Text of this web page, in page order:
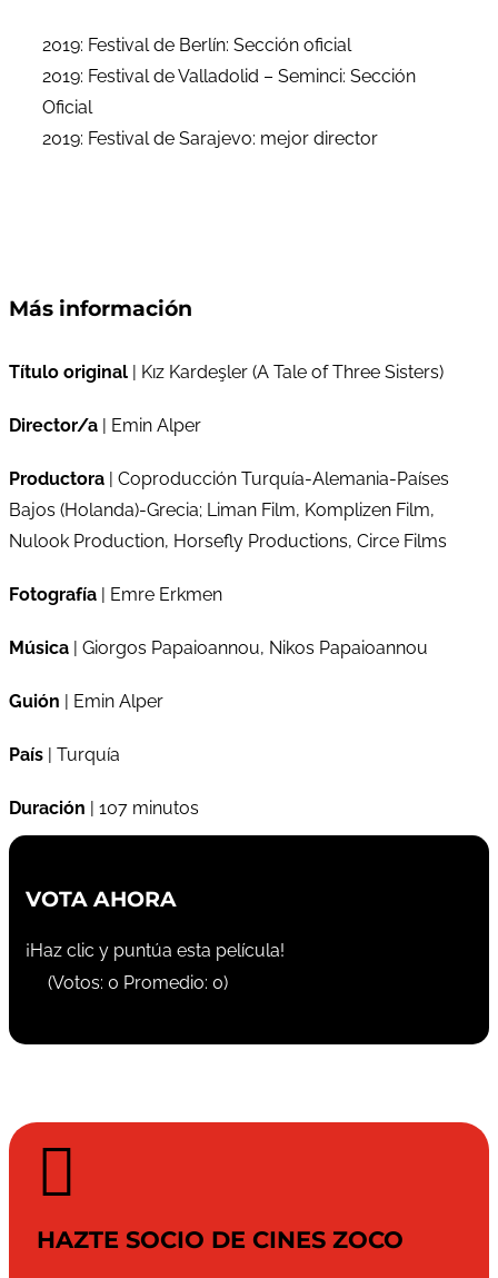
2019: Festival de Berlín: Sección oficial
2019: Festival de Valladolid – Seminci: Sección
Oficial
2019: Festival de Sarajevo: mejor director
Más información
Título original | Kız Kardeşler (A Tale of Three Sisters)
Director/a | Emin Alper
Productora | Coproducción Turquía-Alemania-Países
Bajos (Holanda)-Grecia; Liman Film, Komplizen Film,
Nulook Production, Horsefly Productions, Circe Films
Fotografía | Emre Erkmen
Música | Giorgos Papaioannou, Nikos Papaioannou
Guión | Emin Alper
País | Turquía
Duración | 107 minutos
VOTA AHORA
¡Haz clic y puntúa esta película!
(Votos: 0 Promedio: 0)

HAZTE SOCIO DE CINES ZOCO